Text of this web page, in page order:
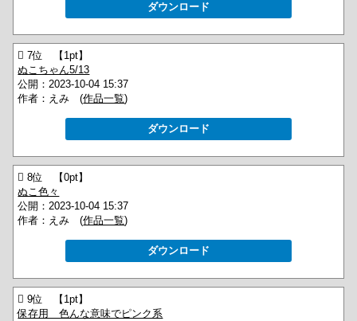
ダウンロード
 7位 【1pt】
ぬこちゃん5/13
公開：2023-10-04 15:37
作者：えみ (作品一覧)
ダウンロード
 8位 【0pt】
ぬこ色々
公開：2023-10-04 15:37
作者：えみ (作品一覧)
ダウンロード
 9位 【1pt】
保存用 色んな意味でピンク系